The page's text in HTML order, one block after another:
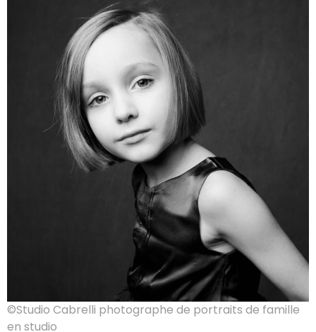
©Studio Cabrelli photographe de portraits de famille
en studio